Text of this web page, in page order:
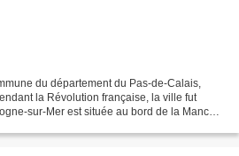
du département du Pas-de-Calais,
la Révolution française, la ville fut
sur-Mer est située au bord de la Manche,